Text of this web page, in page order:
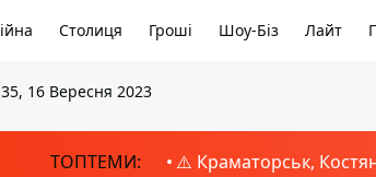
Столиця Гроші Шоу-Біз Лайт
16 Вересня 2023
ТОПТЕМИ: ⚠️ Краматорськ,